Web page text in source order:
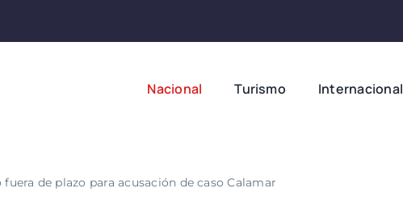
Nacional Turismo Internacional
de plazo para acusación de caso Calamar